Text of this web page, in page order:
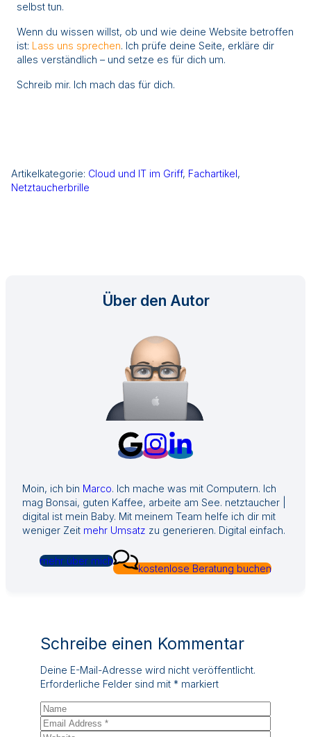
selbst tun.
Wenn du wissen willst, ob und wie deine Website betroffen
ist: Lass uns sprechen. Ich prüfe deine Seite, erkläre dir
alles verständlich – und setze es für dich um.
Schreib mir. Ich mach das für dich.
Artikelkategorie: Cloud und IT im Griff, Fachartikel
Netztaucherbrille
Über den Autor
Moin, ich bin Marco. Ich mache was mit Computern. Ich
mag Bonsai, guten Kaffee, arbeite am See. netztaucher |
digital ist mein Baby. Mit meinem Team helfe ich dir mit
weniger Zeit mehr Umsatz zu generieren. Digital einfach.
mehr über mich
kostenlose Beratung buchen
Schreibe einen Kommentar
Deine E-Mail-Adresse wird nicht veröffentlicht.
Erforderliche Felder sind mit * markiert